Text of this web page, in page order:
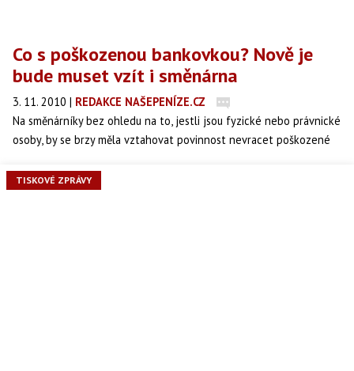
Co s poškozenou bankovkou? Nově je
bude muset vzít i směnárna
3. 11. 2010 | REDAKCE NAŠEPENÍZE.CZ
Na směnárníky bez ohledu na to, jestli jsou fyzické nebo právnické
osoby, by se brzy měla vztahovat povinnost nevracet poškozené
TISKOVÉ ZPRÁVY